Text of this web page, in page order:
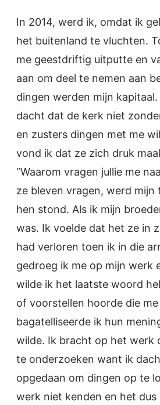
In 2014, werd ik, omdat ik
het buitenland te vluchten.
me geestdriftig uitputte en
aan om deel te nemen aan
dingen werden mijn
dacht dat de kerk niet
en zusters dingen met me
vond ik dat ze zich druk
“Waarom vragen jullie me
ze bleven vragen, werd
hen stond. Als ik mijn
was. Ik voelde dat het ze in
had verloren toen ik in die
gedroeg ik me op mijn werk
wilde ik het laatste woord
of voorstellen hoorde die
bagatelliseerde ik hun
wilde. Ik bracht op het werk
te onderzoeken want ik
opgedaan om dingen op te
werk niet kenden en het